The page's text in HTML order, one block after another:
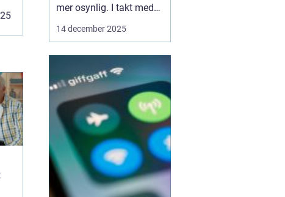
mer osynlig. I takt med
att lokal AI flyttar från
förändras hur vi tänker
kring beräkning,
integritet och k...
14 december 2025